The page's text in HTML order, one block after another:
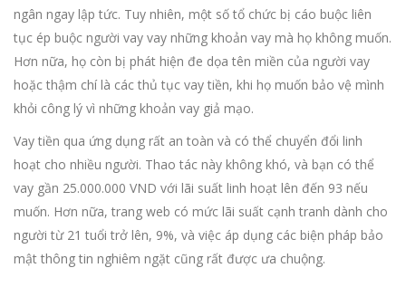
ngân ngay lập tức. Tuy nhiên, một số tổ chức bị cáo buộc liên
tục ép buộc người vay vay những khoản vay mà họ không muốn.
Hơn nữa, họ còn bị phát hiện đe dọa tên miền của người vay
hoặc thậm chí là các thủ tục vay tiền, khi họ muốn bảo vệ mình
khỏi công lý vì những khoản vay giả mạo.
Vay tiền qua ứng dụng rất an toàn và có thể chuyển đổi linh
hoạt cho nhiều người. Thao tác này không khó, và bạn có thể
vay gần 25.000.000 VND với lãi suất linh hoạt lên đến 93 nếu
muốn. Hơn nữa, trang web có mức lãi suất cạnh tranh dành cho
người từ 21 tuổi trở lên, 9%, và việc áp dụng các biện pháp bảo
mật thông tin nghiêm ngặt cũng rất được ưa chuộng.